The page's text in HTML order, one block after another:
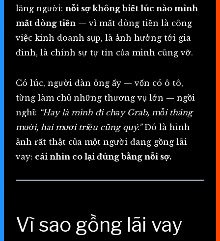
lặng người: nỗi sợ không biết lúc nào mình
mất dòng tiền — vì mất dòng tiền là công
việc kinh doanh sụp, là ảnh hưởng tới gia
đình, là chính sự tự tin của mình cũng vỡ.
Có lúc, người đàn ông ấy — vốn có ô tô,
từng làm chủ những thương vụ lớn — ngồi
nghĩ: “Hay là mình đi chạy Grab, mỗi tháng
mười, hai mươi triệu cũng quý.”Đó là hình
ảnh rất thật của một người đang gồng lãi
vay: cái nhìn co lại đúng bằng nỗi sợ.
Vì sao gồng lãi vay